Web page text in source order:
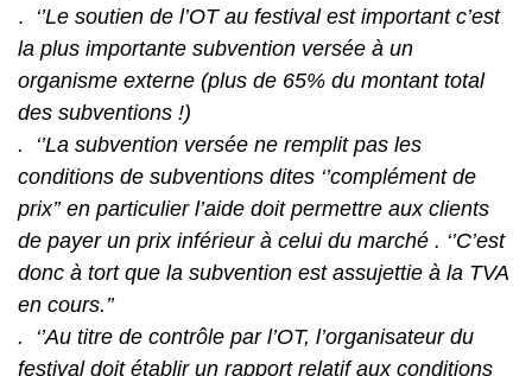
. ‘’Le soutien de l’OT au festival est important c’est
la plus importante subvention versée à un
organisme externe (plus de 65% du montant total
des subventions !)
. ‘’La subvention versée ne remplit pas les
conditions de subventions dites ‘’complément de
prix’’ en particulier l’aide doit permettre aux clients
de payer un prix inférieur à celui du marché . ‘’C’est
donc à tort que la subvention est assujettie à la TVA
en cours.’’
. ‘’Au titre de contrôle par l’OT, l’organisateur du
festival doit établir un rapport relatif aux conditions